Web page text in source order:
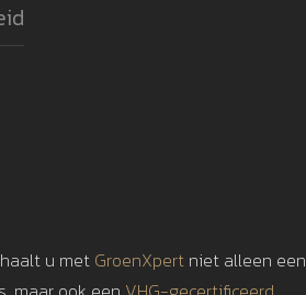
u met GroenXpert niet alleen een